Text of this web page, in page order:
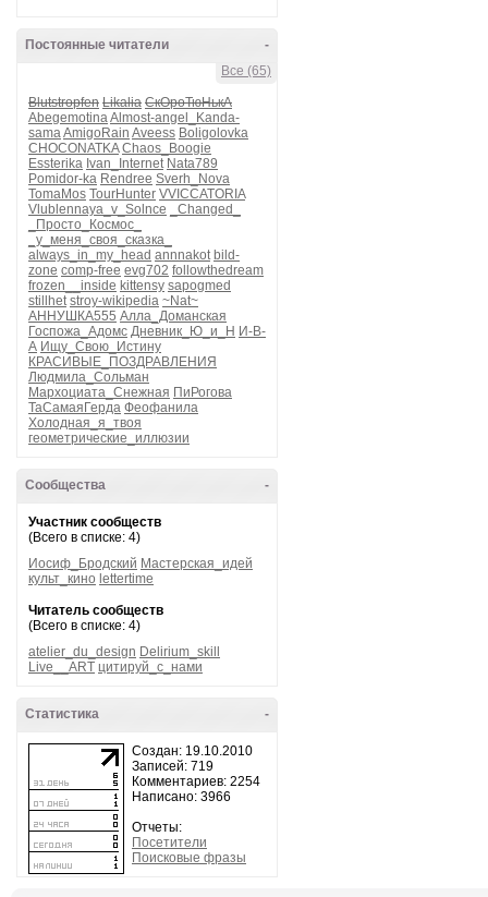
-
Постоянные читатели
Все (65)
Blutstropfen Likalia СкОроТюНькА
AbegemotinaAlmost-angel_Kanda-
samaAmigoRain Aveess Boligolovka
CHOCONATKA Chaos_Boogie
Essterika Ivan_Internet Nata789
Pomidor-ka Rendree Sverh_Nova
TomaMos TourHunter VVICCATORIA
Vlublennaya_v_Solnce
_Changed_
_Просто_Космос_
_у_меня_своя_сказка_
always_in_my_head annnakot bild-
zone comp-free evg702 followthedream
frozen__inside kittensy sapogmed
stillhet stroy-wikipedia ~Nat~
АННУШКА555 Алла_Доманская
Госпожа_Адомс Дневник_Ю_и_Н И-В-
А Ищу_Свою_Истину
КРАСИВЫЕ_ПОЗДРАВЛЕНИЯ
Людмила_Сольман
Мархоциата_Снежная ПиРогова
ТаСамаяГерда Феофанила
Холодная_я_твоя
геометрические_иллюзии
-
Сообщества
Участник сообществ
(Всего в списке: 4)
Иосиф_Бродский Мастерская_идей
культ_кино lettertime
Читатель сообществ
(Всего в списке: 4)
atelier_du_design Delirium_skill
Live__ART цитируй_с_нами
-
Статистика
Создан: 19.10.2010
Записей: 719
Комментариев: 2254
Написано: 3966
Отчеты:
Посетители
Поисковые фразы